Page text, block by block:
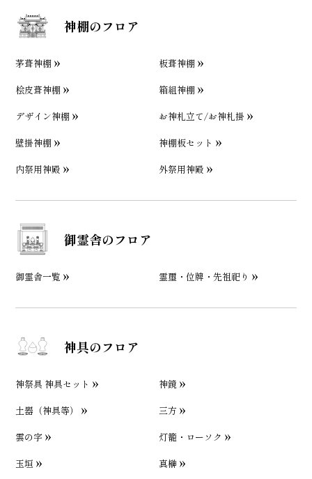
神棚のフロア
茅葺神棚
板葺神棚
桧皮葺神棚
箱組神棚
デザイン神棚
お神札立て/お神札掛
壁掛神棚
神棚板セット
内祭用神殿
外祭用神殿
御霊舎のフロア
御霊舎一覧 霊璽・位牌・先祖祀り
神具のフロア
神祭具 神具セット
神鏡
土器（神具等）
三方
雲の字
灯籠・ローソク
玉垣
真榊